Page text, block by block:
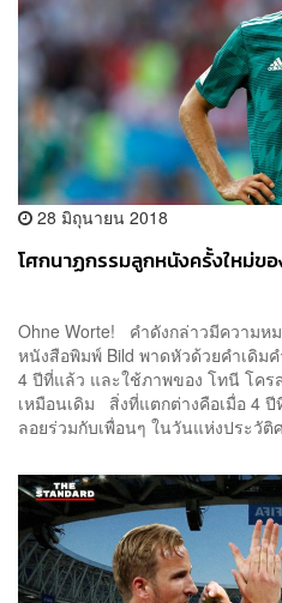
28 มิถุนายน 2018
โศกนาฏกรรมลูกหนังครั้งใหม่ข
Ohne Worte! คำดังกล่าวมีความหม
หนังสือพิมพ์ Bild พาดหัวด้วยคำเดิม
4 ปีที่แล้ว และใช้ภาพของ โทนี โคร
เหมือนเดิม สิ่งที่แตกต่างคือเมื่อ 4
ลอยร่วมกับเพื่อนๆ ในวันแห่งประวัติ